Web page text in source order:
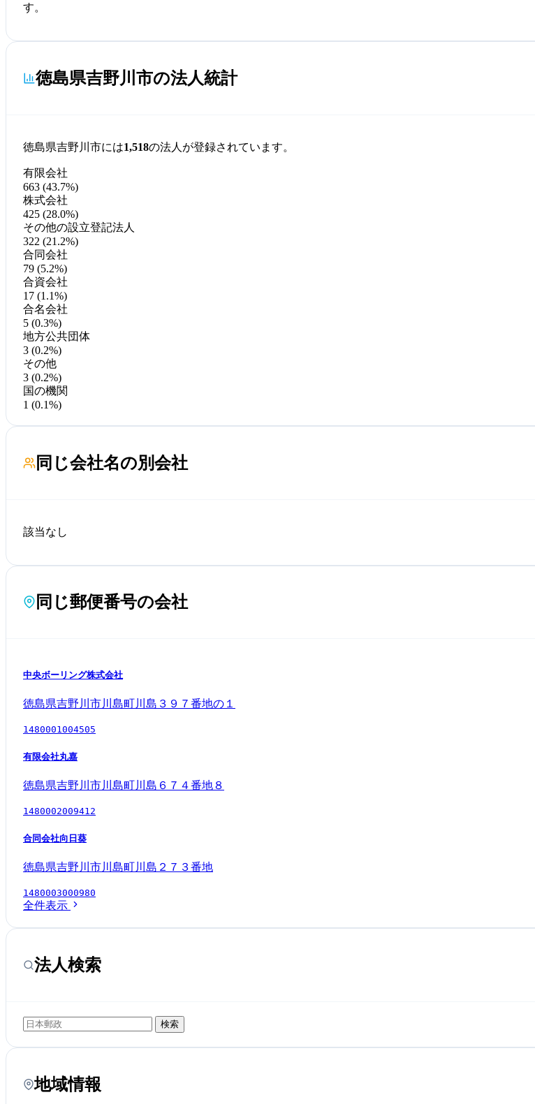
す。
徳島県吉野川市の法人統計
徳島県吉野川市には1,518の法人が登録されています。
有限会社
663 (43.7%)
株式会社
425 (28.0%)
その他の設立登記法人
322 (21.2%)
合同会社
79 (5.2%)
合資会社
17 (1.1%)
合名会社
5 (0.3%)
地方公共団体
3 (0.2%)
その他
3 (0.2%)
国の機関
1 (0.1%)
同じ会社名の別会社
該当なし
同じ郵便番号の会社
中央ボーリング株式会社
徳島県吉野川市川島町川島３９７番地の１
1480001004505
有限会社丸嘉
徳島県吉野川市川島町川島６７４番地８
1480002009412
合同会社向日葵
徳島県吉野川市川島町川島２７３番地
1480003000980
全件表示
法人検索
検索
地域情報